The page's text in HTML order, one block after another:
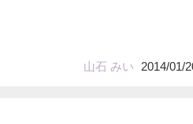
山石 みい
2014/01/